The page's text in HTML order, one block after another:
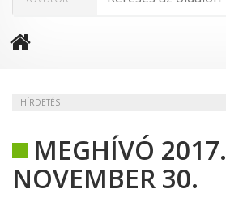
HÍRDETÉS
MEGHÍVÓ 2017.
NOVEMBER 30.